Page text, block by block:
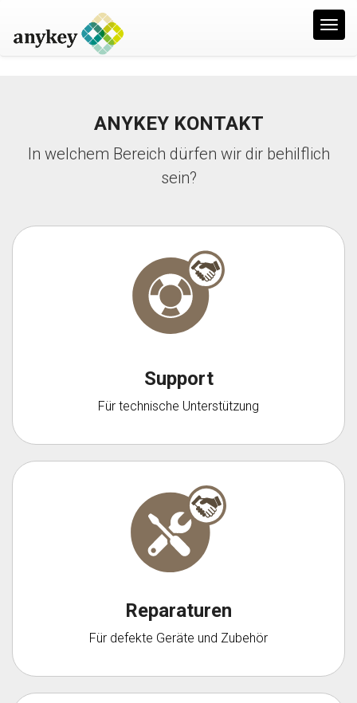
T
n
i
ANYKEY KONTAKT
In welchem Bereich dürfen wir dir behilflich
sein?
Support
Für technische Unterstützung
Reparaturen
Für defekte Geräte und Zubehör